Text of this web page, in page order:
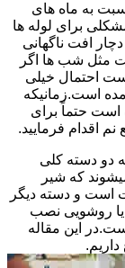
به ماه های
برای لوله ها
افت ناگهانی
مثل شب ها اگر
احتمال خیلی
است.زمانیکه
است حتماً برای
اقدام فرمایید.
دو دسته کلی
که شیر
است و دسته دیگر
روشویی نصب
این مقاله